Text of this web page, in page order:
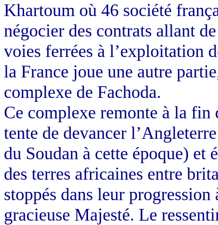
Khartoum où 46 société
négocier des contrats allant
voies ferrées à l’exploitation
la France joue une autre
complexe de Fachoda.
Ce complexe remonte à la
tente de devancer
du Soudan à cette époque) et
des terres africaines entre
stoppés dans leur
gracieuse Majesté. Le